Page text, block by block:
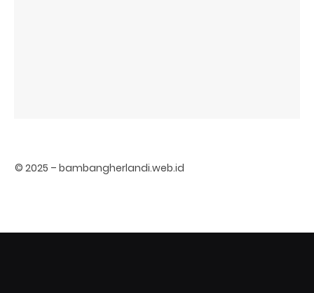
© 2025 – bambangherlandi.web.id